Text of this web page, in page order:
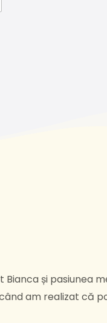
Bianca și pasiunea
am realizat că